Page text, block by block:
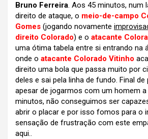
Bruno Ferreira. Aos 45 minutos, num
direito de ataque, o meio-de-campo
Gomes (jogando novamente
direito Colorado) e o atacante
uma ótima tabela entre si entrando na
onde o atacante Colorado Vitinho
direito uma bola que passa muito por
deles e sai pela linha de fundo. Final
apesar de jogarmos com um homem
minutos, não conseguimos ser
abrir o placar e por isso fomos para o
sensação de frustração com este
aqui..